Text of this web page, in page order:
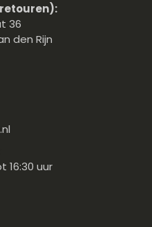
36
den Rijn
16:30 uur